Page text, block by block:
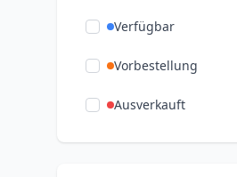
Verfügbar
Vorbestellung
Ausverkauft